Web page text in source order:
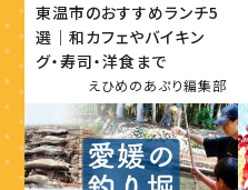
東温市のおすすめランチ5
選｜和カフェやバイキン
グ・寿司・洋食まで
えひめのあぷり編集部